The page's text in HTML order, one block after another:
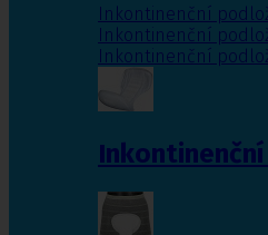
Inkontinenční
Inkontinenční
Inkontinenční